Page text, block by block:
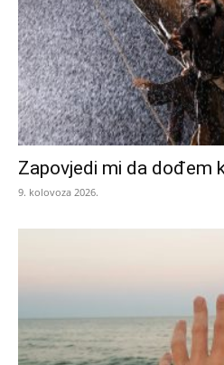
Zapovjedi mi da dođem
9. kolovoza 2026.